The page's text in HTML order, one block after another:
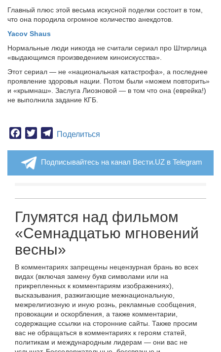
Главный плюс этой весьма искусной поделки состоит в том,
что она породила огромное количество анекдотов.
Yacov Shaus
Нормальные люди никогда не считали сериал про Штирлица
«выдающимся произведением киноискусства».
Этот сериал — не «национальная катастрофа», а последнее
проявление здоровья нации. Потом были «можем повторить»
и «крымнаш». Заслуга Лиозновой — в том что она (еврейка!)
не выполнила задание КГБ.
Facebook
TwitterTelegram
Поделиться
Подписывайтесь на канал Вести.UZ в Telegram
Глумятся над фильмом
«Семнадцатью мгновений
весны»
В комментариях запрещены нецензурная брань во всех
видах (включая замену букв символами или на
прикрепленных к комментариям изображениях),
высказывания, разжигающие межнациональную,
межрелигиозную и иную рознь, рекламные сообщения,
провокации и оскорбления, а также комментарии,
содержащие ссылки на сторонние сайты. Также просим
вас не обращаться в комментариях к героям статей,
политикам и международным лидерам — они вас не